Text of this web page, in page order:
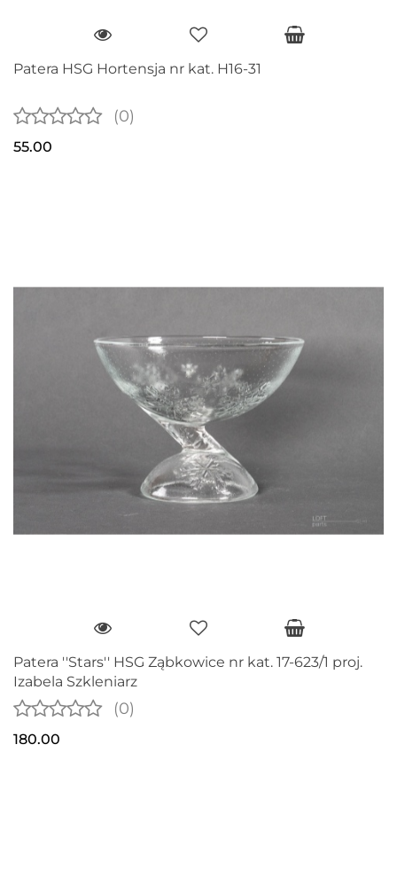
Patera HSG Hortensja nr kat. H16-31
(0)
55.00
Patera ''Stars'' HSG Ząbkowice nr kat. 17-623/1 proj.
Izabela Szkleniarz
(0)
180.00